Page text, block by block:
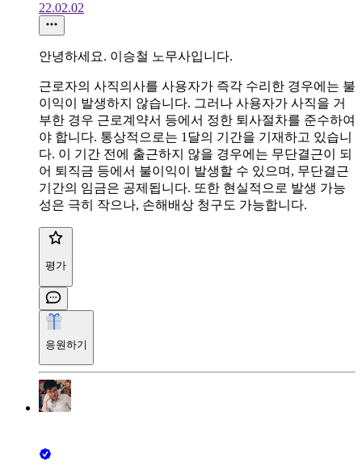
22.02.02
안녕하세요. 이승철 노무사입니다.
근로자의 사직의사를 사용자가 즉각 수리한 경우에는 불
이익이 발생하지 않습니다. 그러나 사용자가 사직을 거
부한 경우 근로계약서 등에서 정한 퇴사절차를 준수하여
야 합니다. 통상적으로는 1달의 기간을 기재하고 있습니
다. 이 기간 전에 출근하지 않을 경우에는 무단결근이 되
어 퇴직금 등에서 불이익이 발생할 수 있으며, 무단결근
기간의 임금은 공제됩니다. 또한 현실적으로 발생 가능
성은 극히 작으나, 손해배상 청구도 가능합니다.
평가
응원하기